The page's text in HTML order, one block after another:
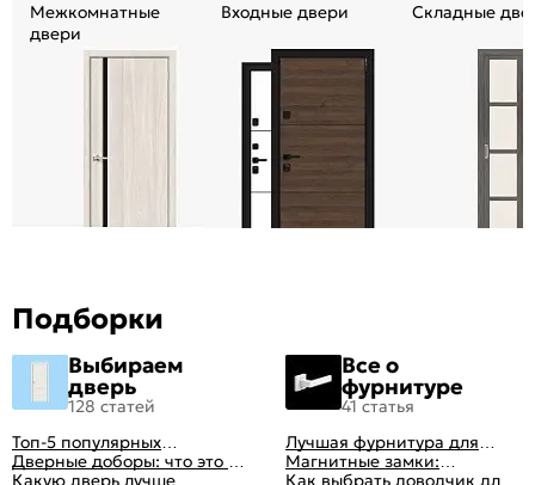
Межкомнатные
двери
Входные двери Складные
Подборки
Выбираем
дверь
128 статей
Топ-5 популярных
межкомнатных дверей
Дверные доборы: что это и
зачем они нужны
Какую дверь лучше
Все о
фурнитуре
41 статья
Лучшая фурнитура для
дверей: как выбрать
правильно
Магнитные замки:
особенности и принцип
Как выбрать доводчик для